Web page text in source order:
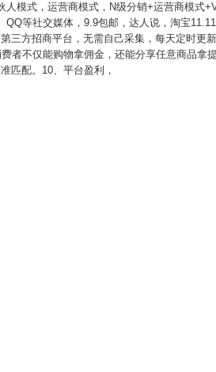
模式，运营商模式，N级分销+运营商模式
等社交媒体，9.9包邮，达人说，淘宝
三方招商平台，无需自己采集，每天定时更
者不仅能购物拿佣金，还能分享任意商品拿
匹配。10、平台盈利，